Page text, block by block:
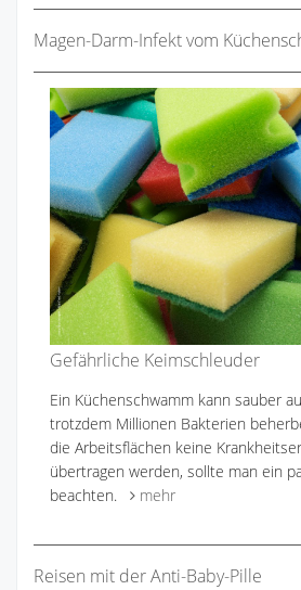
Magen-Darm-Infekt vom
Gefährliche Keimschleuder
Ein Küchenschwamm kann sauber
trotzdem Millionen Bakterien
die Arbeitsflächen keine
übertragen werden, sollte man ein
beachten.
mehr
Reisen mit der Anti-Baby-Pille